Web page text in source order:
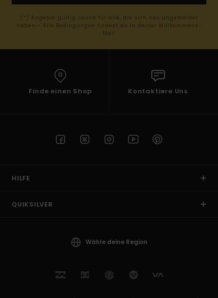
(*) Angebot gültig online für alle, die sich neu angemeldet
haben - Alle Bedingungen findest du in deiner Willkommens-
Mail
Finde einen Shop Kontaktiere Uns
HILFE
QUIKSILVER
Wähle deine Region